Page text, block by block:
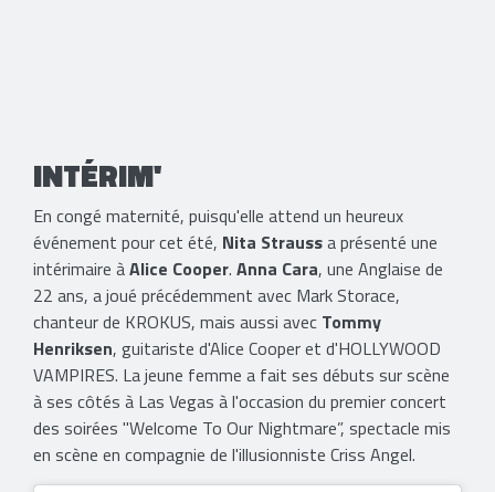
INTÉRIM'
En congé maternité, puisqu'elle attend un heureux
événement pour cet été, Nita Straussa présenté une
intérimaire àAlice Cooper. Anna Cara, une Anglaise de
22 ans, a joué précédemment avec Mark Storace,
chanteur de KROKUS, mais aussi avec Tommy
Henriksen, guitariste d'Alice Cooper et d'HOLLYWOOD
VAMPIRES. La jeune femme a fait ses débuts sur scène
à ses côtés à Las Vegas à l'occasion du premier concert
des soirées "Welcome To Our Nightmare”, spectacle mis
en scène en compagnie de l'illusionniste Criss Angel.